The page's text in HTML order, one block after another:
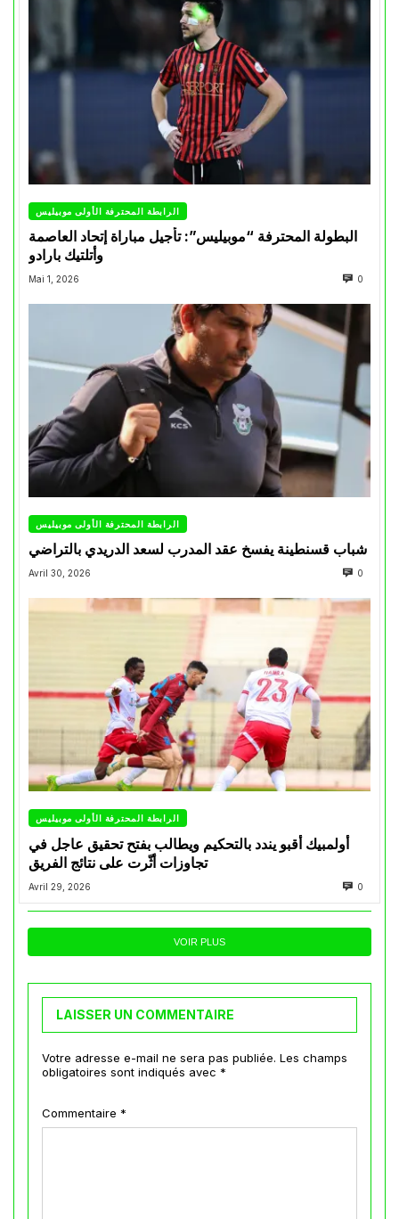
الرابطة المحترفة الأولى موبيليس
البطولة المحترفة “موبيليس”: تأجيل مباراة إتحاد العاصمة
وأتلتيك بارادو
Mai 1, 2026 0
الرابطة المحترفة الأولى موبيليس
شباب قسنطينة يفسخ عقد المدرب لسعد الدريدي بالتراضي
Avril 30, 2026 0
الرابطة المحترفة الأولى موبيليس
أولمبيك أقبو يندد بالتحكيم ويطالب بفتح تحقيق عاجل في
تجاوزات أثّرت على نتائج الفريق
Avril 29, 2026 0
VOIR PLUS
LAISSER UN COMMENTAIRE
Votre adresse e-mail ne sera pas publiée. Les champs
obligatoires sont indiqués avec *
Commentaire *